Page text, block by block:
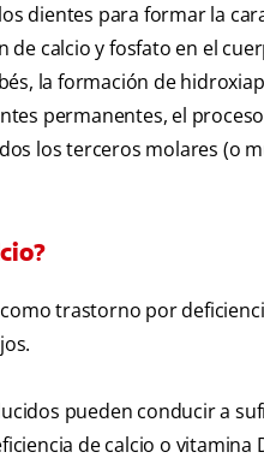
dientes para formar la
de calcio y fosfato en el
la formación de
permanentes, el
los terceros molares (o
trastorno por
pueden conducir a
de calcio o